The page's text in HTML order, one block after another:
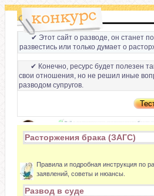
✔ Этот сайт о разводе, он станет
развестись или только думает о
✔ Конечно, ресурс будет полезен
свои отношения, но не решил иные
разводом супругов.
Расторжения брака (ЗАГС)
Правила и подробная инструкция по
заявлений, советы и нюансы.
Развод в суде